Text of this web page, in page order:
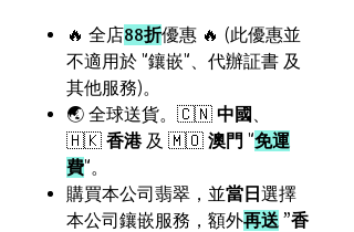
🔥 全店88折優惠 🔥 (此優惠並
不適用於 "鑲嵌"、代辦証書 及
其他服務)。
🌏 全球送貨。🇨🇳 中國 、
🇭🇰 香港及 🇲🇴 澳門 "免運
費"。
購買本公司翡翠，並當日 選擇
本公司鑲嵌服務，額外再送 ”香